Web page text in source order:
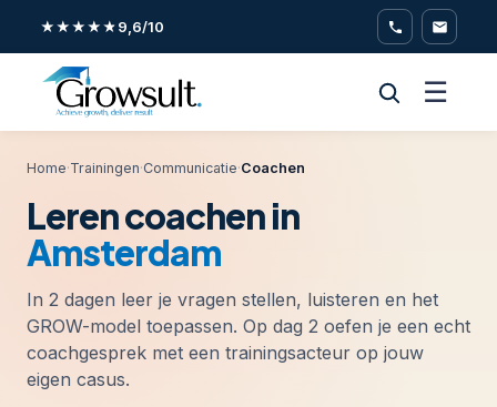
★★★★★9,6/10
☰
Home·Trainingen·Communicatie·Coachen
Leren coachen in
Amsterdam
In 2 dagen leer je vragen stellen, luisteren en het
GROW-model toepassen. Op dag 2 oefen je een echt
coachgesprek met een trainingsacteur op jouw
eigen casus.